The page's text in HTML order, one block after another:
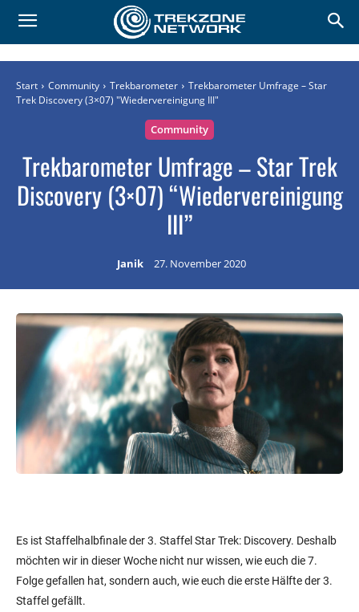
Start Community Trekbarometer
Trekbarometer Umfrage – Star
Trek Discovery (3×07) "Wiedervereinigung III"
Community
Trekbarometer Umfrage – Star Trek
Discovery (3×07) “Wiedervereinigung
III”
Janik 27. November 2020
Es ist Staffelhalbfinale der 3. Staffel Star Trek: Discovery. Deshalb
möchten wir in dieser Woche nicht nur wissen, wie euch die 7.
Folge gefallen hat, sondern auch, wie euch die erste Hälfte der 3.
Staffel gefällt.